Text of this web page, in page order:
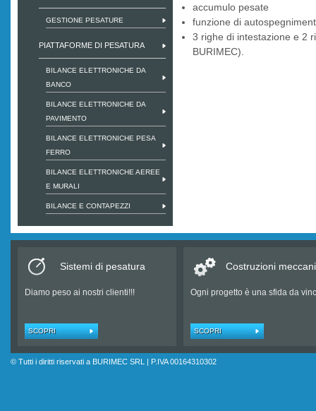
GESTIONE PESATURE
PIATTAFORME DI PESATURA
BILANCE ELETTRONICHE DA
BANCO
BILANCE ELETTRONICHE DA
PAVIMENTO
BILANCE ELETTRONICHE PESA
FERRO
BILANCE ELETTRONICHE AEREE
E MURALI
BILANCE E CONTAPEZZI
accumulo pesate
funzione di
3 righe di intestazione e 2
BURIMEC).
SCOPRI
Sistemi di pesatura
Diamo peso ai nostri clienti!!!
SCOPRI
Costruzioni
Ogni progetto è una sfida da
© Tutti i diritti riservati a BURIMEC SRL | P.IVA 00164310302